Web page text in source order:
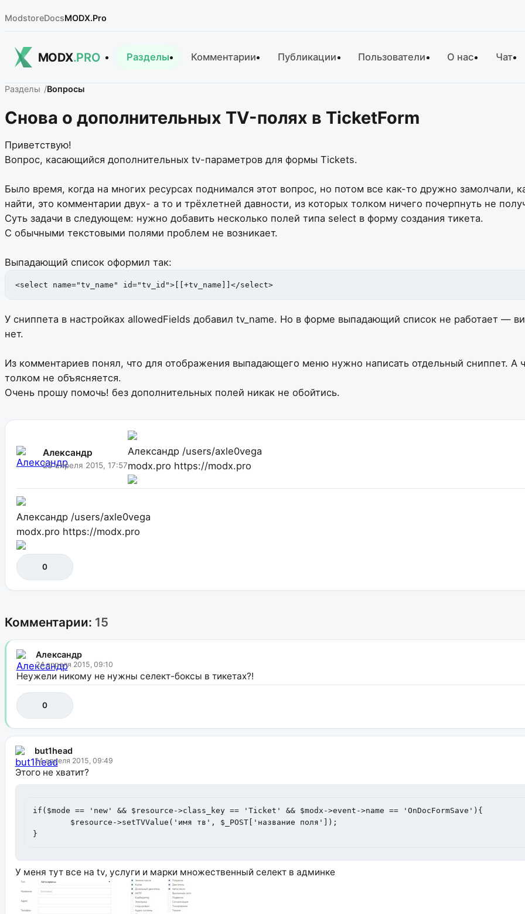
ModstoreDocsMODX.Pro
MODX.PRO Разделы Комментарии Публикации Пользователи О нас Чат
Разделы Вопросы
Снова о дополнительных TV-полях в TicketForm
Приветствую!
Вопрос, касающийся дополнительных tv-параметров для формы Tickets.
Было время, когда на многих ресурсах поднимался этот вопрос, но потом все как-то дружно замолчали,
найти, это комментарии двух- а то и трёхлетней давности, из которых толком ничего почерпнуть не
Суть задачи в следующем: нужно добавить несколько полей типа select в форму создания тикета.
С обычными текстовыми полями проблем не возникает.
Выпадающий список оформил так:
<select name="tv_name" id="tv_id">[[+tv_name]]</select>
У сниппета в настройках allowedFields добавил tv_name. Но в форме выпадающий список не работает —
нет.
Из комментариев понял, что для отображения выпадающего меню нужно написать отдельный сниппет. А
толком не объясняется.
Очень прошу помочь! без дополнительных полей никак не обойтись.
Александр
23 апреля 2015, 17:57
Александр /users/axle0vega
modx.pro https://modx.pro
Александр /users/axle0vega
modx.pro https://modx.pro
0
Комментарии: 15
Александр
24 апреля 2015, 09:10
Неужели никому не нужны селект-боксы в тикетах?!
0
but1head
24 апреля 2015, 09:49
Этого не хватит?
if($mode == 'new' && $resource->class_key == 'Ticket' && $modx->event->name == 'OnDocFormSave'){
}
У меня тут все на tv, услуги и марки множественный селект в админке